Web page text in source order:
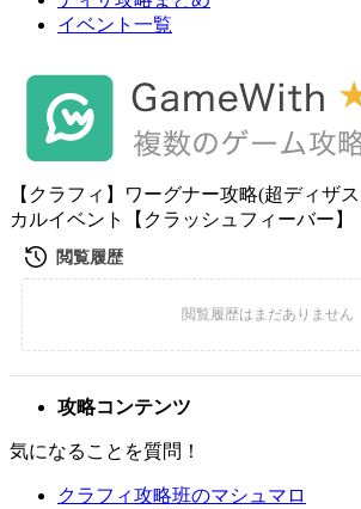
イベント一覧
【クラフィ】ワーグナー攻略(超ディザ
カルイベント【クラッシュフィーバー】
攻略コンテンツ
気になることを質問！
クラフィ攻略班のマシュマロ